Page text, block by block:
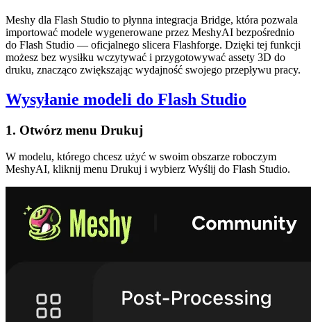
Meshy dla Flash Studio to płynna integracja Bridge, która pozwala
importować modele wygenerowane przez MeshyAI bezpośrednio
do Flash Studio — oficjalnego slicera Flashforge. Dzięki tej funkcji
możesz bez wysiłku wczytywać i przygotowywać assety 3D do
druku, znacząco zwiększając wydajność swojego przepływu pracy.
Wysyłanie modeli do Flash Studio
1. Otwórz menu Drukuj
W modelu, którego chcesz użyć w swoim obszarze roboczym
MeshyAI, kliknij menu Drukuj i wybierz Wyślij do Flash Studio.